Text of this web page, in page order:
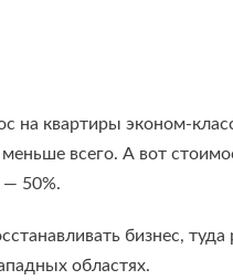
на квартиры эконом-
всего. А вот
— 50%.
бизнес,
областях.